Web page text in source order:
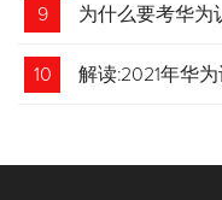
9 为什么要考华为
10 解读:2021年华